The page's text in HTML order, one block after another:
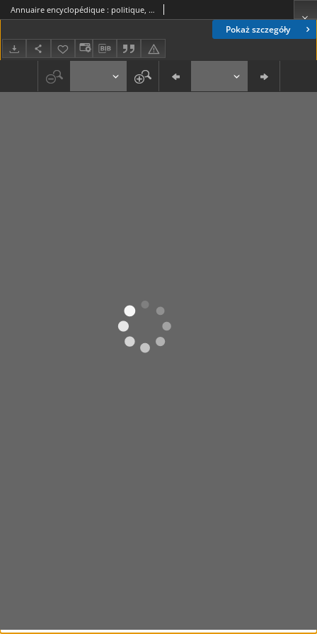
Pokaż szczegóły
Annuaire encyclopédique : politique, économie, statistique, administration, sciences, littérature, beaux-arts, agriculture, commerce, industrie. Vol. 4, 1862-1863